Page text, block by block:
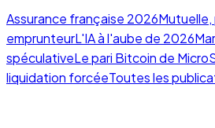
Assurance française 2026
emprunteurL'IA à l'aube de 2026
spéculativeLe pari Bitcoin de
liquidation forcéeToutes les